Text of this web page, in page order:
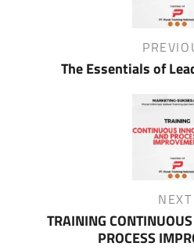
The Essentials of
Post
NEXT
TRAINING
PROCESS